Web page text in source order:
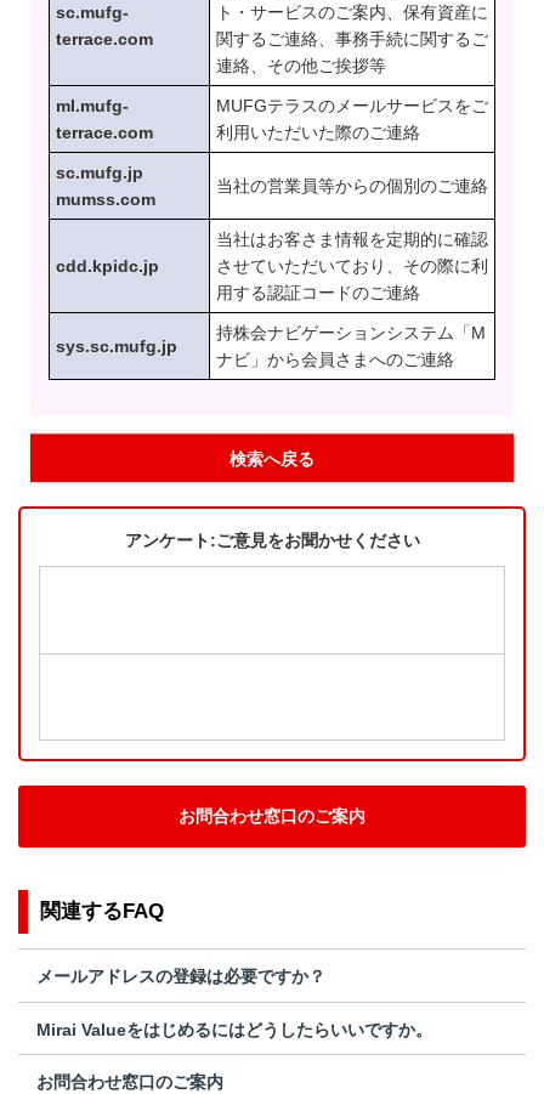
sc.mufg-
terrace.com
ト・サービスのご案内、保有資産に
関するご連絡、事務手続に関するご
連絡、その他ご挨拶等
ml.mufg-
terrace.com
MUFGテラスのメールサービスをご
利用いただいた際のご連絡
sc.mufg.jp
mumss.com
当社の営業員等からの個別のご連絡
cdd.kpidc.jp
当社はお客さま情報を定期的に確認
させていただいており、その際に利
用する認証コードのご連絡
sys.sc.mufg.jp
持株会ナビゲーションシステム「M
ナビ」から会員さまへのご連絡
検索へ戻る
アンケート:ご意見をお聞かせください
お問合わせ窓口のご案内
関連するFAQ
メールアドレスの登録は必要ですか？
Mirai Valueをはじめるにはどうしたらいいですか。
お問合わせ窓口のご案内